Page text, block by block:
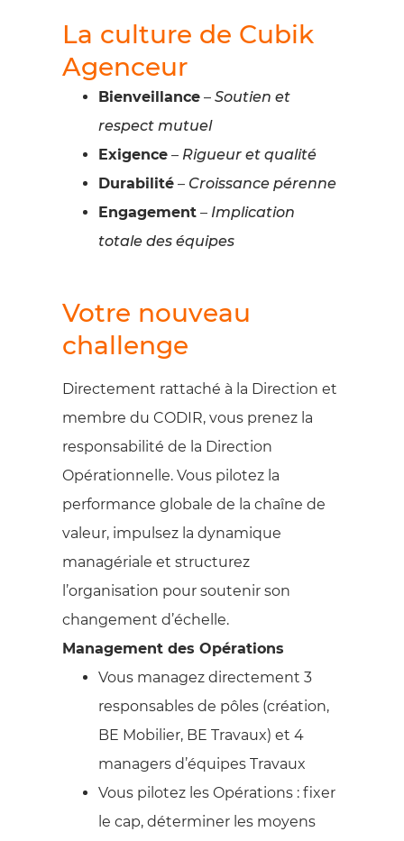
La culture de Cubik
Agenceur
Bienveillance – Soutien et
respect mutuel
Exigence – Rigueur et qualité
Durabilité – Croissance pérenne
Engagement – Implication
totale des équipes
Directement rattaché à la Direction et
membre du CODIR, vous prenez la
responsabilité de la Direction
Opérationnelle. Vous pilotez la
performance globale de la chaîne de
valeur, impulsez la dynamique
managériale et structurez
l’organisation pour soutenir son
changement d’échelle.
Management des Opérations
Vous managez directement 3
responsables de pôles (création,
BE Mobilier, BE Travaux) et 4
managers d’équipes Travaux
Vous pilotez les Opérations : fixer
le cap, déterminer les moyens
Votre nouveau
challenge